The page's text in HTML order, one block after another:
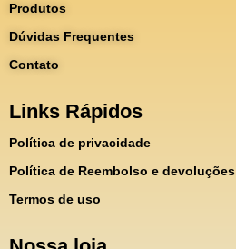
Produtos
Dúvidas Frequentes
Contato
Links Rápidos
Política de privacidade
Política de Reembolso e devoluções
Termos de uso